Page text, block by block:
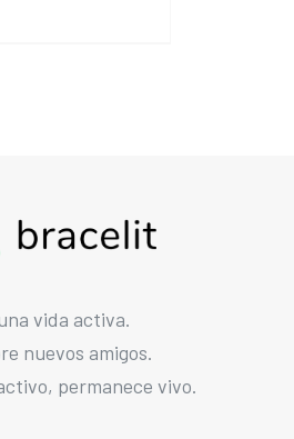
vida activa.
nuevos amigos.
permanece vivo.